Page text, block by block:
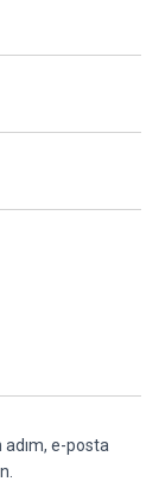
adım, e-posta